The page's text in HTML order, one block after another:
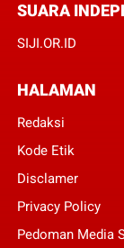
SUARA
SIJI.OR.ID
HALAMAN
Redaksi
Kode Etik
Disclamer
Privacy Policy
Pedoman Media